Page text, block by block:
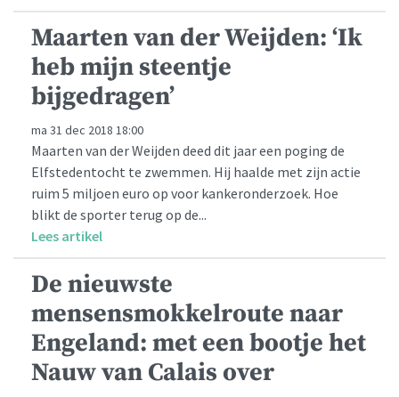
Maarten van der Weijden: ‘Ik
heb mijn steentje
bijgedragen’
ma 31 dec 2018 18:00
Maarten van der Weijden deed dit jaar een poging de
Elfstedentocht te zwemmen. Hij haalde met zijn actie
ruim 5 miljoen euro op voor kankeronderzoek. Hoe
blikt de sporter terug op de...
Lees artikel
De nieuwste
mensensmokkelroute naar
Engeland: met een bootje het
Nauw van Calais over